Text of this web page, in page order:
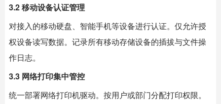
3.2 移动设备认证管理
对接入的移动硬盘、智能手机等设备进行认证。仅允许授
权设备读写数据。记录所有移动存储设备的插拔与文件操
作日志。
3.3 网络打印集中管控
统一部署网络打印机驱动。按用户或部门分配打印权限。